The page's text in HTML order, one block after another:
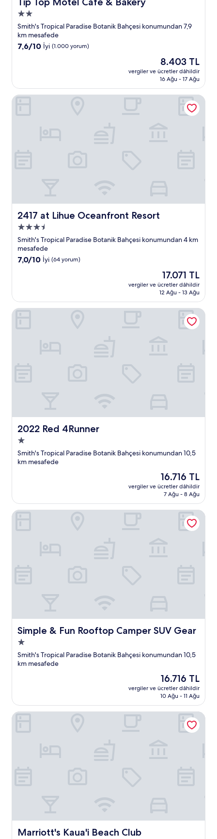
2.0
yıldızlı
konaklama
yeri
Smith's Tropical Paradise Botanik Bahçesi konumundan 7,9
km mesafede
10
yorum)
7,6/10 İyi (1.000 yorum)
Güncel
fiyat:
8.403 TL
8.403 TL
vergiler ve ücretler dâhildir
16 Ağu - 17 Ağu
2417 at Lihue Oceanfront Resort
2417 at Lihue Oceanfront Resort
3.5
yıldızlı
konaklama
yeri
Smith's Tropical Paradise Botanik Bahçesi konumundan 4 km
mesafede
10
yorum)
7,0/10 İyi (64 yorum)
Güncel
fiyat:
17.071 TL
17.071 TL
vergiler ve ücretler dâhildir
12 Ağu - 13 Ağu
2417 at Lihue Oceanfront Resort
2022 Red 4Runner
2022 Red 4Runner
1.0
yıldızlı
konaklama
Smith's Tropical Paradise Botanik Bahçesi konumundan 10,5
km mesafede
Güncel
fiyat:
16.716 TL
16.716 TL
vergiler ve ücretler dâhildir
7 Ağu - 8 Ağu
2022 Red 4Runner
Simple & Fun Rooftop Camper SUV Gear
Simple & Fun Rooftop Camper SUV Gear
1.0
yıldızlı
konaklama
Smith's Tropical Paradise Botanik Bahçesi konumundan 10,5
km mesafede
Güncel
fiyat:
16.716 TL
16.716 TL
vergiler ve ücretler dâhildir
10 Ağu - 11 Ağu
Simple & Fun Rooftop Camper SUV Gear
Marriott's Kaua'i Beach Club
Marriott's Kaua'i Beach Club
Marriott's Kaua'i Beach Club